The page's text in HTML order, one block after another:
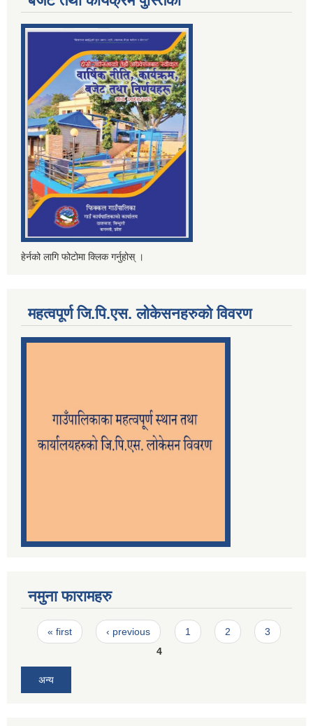
हेर्नको लागि फोटोमा क्लिक गर्नुहोस् ।
महत्वपूर्ण जि.पि.एस. लोकेसनहरुको विवरण
नमुना फारामहरु
Pages
« first ‹ previous 1 2
3
4
अन्य